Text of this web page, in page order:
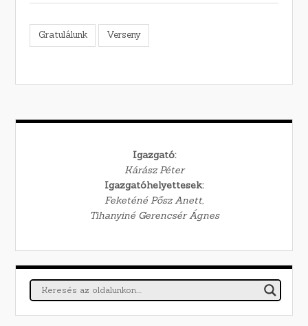
Gratulálunk Verseny
Igazgató:
Kárász Péter
Igazgatóhelyettesek:
Feketéné Pősz Anett,
Tihanyiné Gerencsér Ágnes